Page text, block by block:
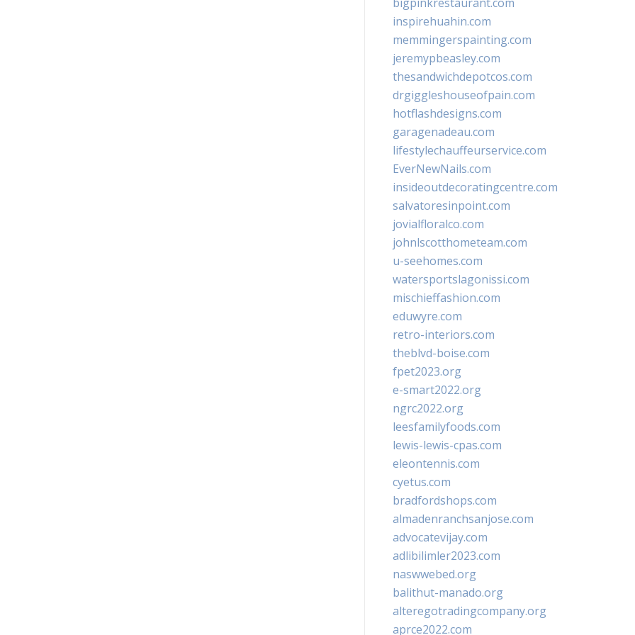
inspirehuahin.com
memmingerspainting.com
jeremypbeasley.com
thesandwichdepotcos.com
drgiggleshouseofpain.com
hotflashdesigns.com
garagenadeau.com
lifestylechauffeurservice.com
EverNewNails.com
insideoutdecoratingcentre.com
salvatoresinpoint.com
jovialfloralco.com
johnlscotthometeam.com
u-seehomes.com
watersportslagonissi.com
mischieffashion.com
eduwyre.com
retro-interiors.com
theblvd-boise.com
fpet2023.org
e-smart2022.org
ngrc2022.org
leesfamilyfoods.com
lewis-lewis-cpas.com
eleontennis.com
cyetus.com
bradfordshops.com
almadenranchsanjose.com
advocatevijay.com
adlibilimler2023.com
naswwebed.org
balithut-manado.org
alteregotradingcompany.org
aprce2022.com